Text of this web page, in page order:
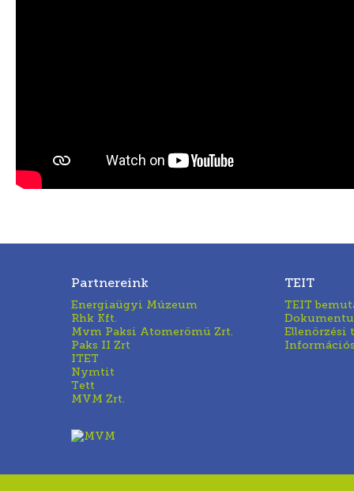
Partnereink
Energiaügyi Múzeum
Rhk Kft.
Mvm Paksi Atomerőmű Zrt.
Paks II Zrt
ITET
Nymtit
Tett
MVM Zrt.
TEIT
TEIT
Ellenőrzési